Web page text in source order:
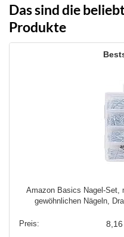
Das sind die
Produkte
Amazon Basics Nagel-Set,
gewöhnlichen Nägeln,